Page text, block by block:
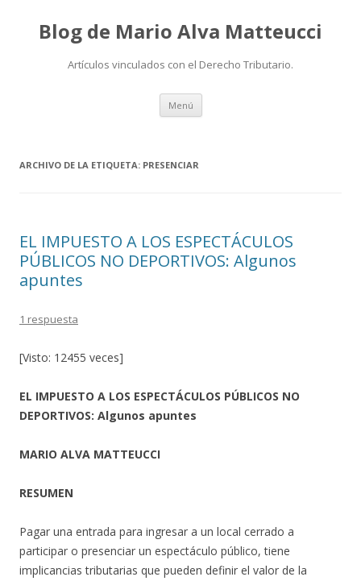
Blog de Mario Alva Matteucci
Artículos vinculados con el Derecho Tributario.
Menú Ir
contenido
ARCHIVO DE LA ETIQUETA: PRESENCIAR
EL IMPUESTO A LOS ESPECTÁCULOS
PÚBLICOS NO DEPORTIVOS: Algunos
apuntes
1 respuesta
[Visto: 12455 veces]
EL IMPUESTO A LOS ESPECTÁCULOS PÚBLICOS NO
DEPORTIVOS: Algunos apuntes
MARIO ALVA MATTEUCCI
RESUMEN
Pagar una entrada para ingresar a un local cerrado a
participar o presenciar un espectáculo público, tiene
implicancias tributarias que pueden definir el valor de la